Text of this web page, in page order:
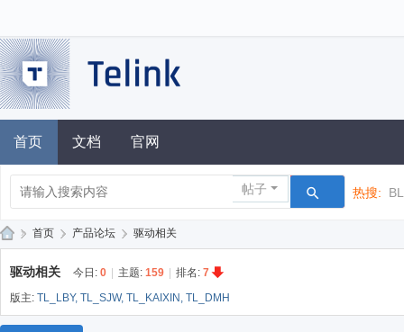
首页 文档 官网
帖子 热搜:
» 首页 › 产品论坛 › 驱动相关
驱动相关 今日: 0 主题: 159 排名: 7
版主: TL_LBY, TL_SJW, TL_KAIXIN , TL_DMH